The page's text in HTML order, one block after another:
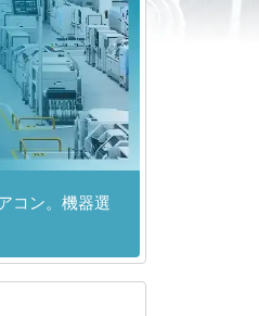
コン。機器選